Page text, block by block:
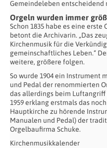
Gemeindeleben entscheidend
Orgeln wurden immer
Schon 1835 habe es eine
betont die Archivarin. „Das
Kirchenmusik für die
gemeinschaftliches Leben.“
weitere, größere folgen.
So wurde 1904 ein Instrument
und Pedal der renommierten
das allerdings beim Luftangriff
1959 erklang erstmals das
Hauptkirche zu hörende
Manualen und Pedal) der
Orgelbaufirma Schuke.
Kirchenmusikkalender